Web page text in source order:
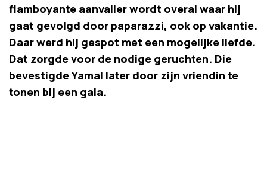
flamboyante aanvaller wordt overal waar hij
gaat gevolgd door paparazzi, ook op vakantie.
Daar werd hij gespot met een mogelijke liefde.
Dat zorgde voor de nodige geruchten. Die
bevestigde Yamal later door zijn vriendin te
tonen bij een gala.